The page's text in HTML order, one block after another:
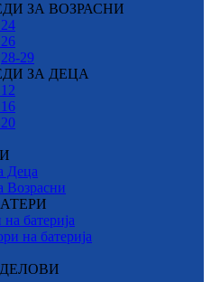
ЗА ВОЗРАСНИ
28-29
ЗА ДЕЦА
Деца
Возрасни
батерија
на батерија